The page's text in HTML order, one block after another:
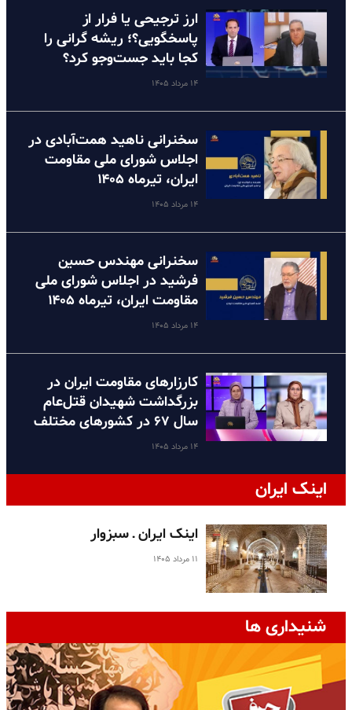
ارز ترجیحی یا فرار از
پاسخگویی؟؛ ریشه گرانی را
کجا باید جست‌وجو کرد؟
۱۴ مرداد ۱۴۰۵
سخنرانی ناهید همت‌آبادی در
اجلاس شورای ملی مقاومت
ایران، تیرماه ۱۴۰۵
۱۴ مرداد ۱۴۰۵
سخنرانی مهندس حسین
فرشید در اجلاس شورای ملی
مقاومت ایران، تیرماه ۱۴۰۵
۱۴ مرداد ۱۴۰۵
کارزارهای مقاومت ایران در
بزرگداشت شهیدان قتل‌عام
سال ۶۷ در کشورهای مختلف
۱۴ مرداد ۱۴۰۵
اینک ایران
اینک ایران ـ سبزوار
۱۱ مرداد ۱۴۰۵
شنیداری ها